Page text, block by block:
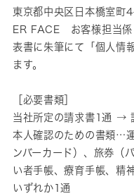
東京都中央区日本橋室
ER FACE お客様担当係
表書に朱筆にて「個人情
ます。
［必要書類］
当社所定の請求書1通 →
本人確認のための書類…
ンバーカード）、旅券（
い者手帳、療育手帳、精
いずれか1通